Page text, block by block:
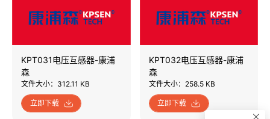
KPT031电压互感器-康浦
森
文件大小：312.11 KB
立即下载
KPT032电压互感器-康浦
森
文件大小：258.5 KB
立即下载